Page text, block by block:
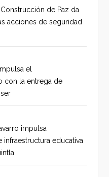
Construcción de Paz da
acciones de seguridad
el
con la entrega de
impulsa
infraestructura educativa